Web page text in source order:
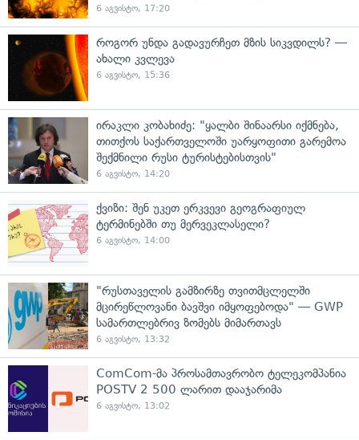
6 აგვისტო, 17:20
როგორ უნდა გადავურჩეთ მზის სიკვდილს? —
ახალი კვლევა
6 აგვისტო, 15:36
ირაკლი კობახიძე: "ყალბი შინაარსი იქმნება,
თითქოს საქართველოში უარყოფითი გარემოა
შექმნილი რუსი ტურისტებისთვის"
6 აგვისტო, 14:20
ქვიზი: შენ უკეთ ერკვევი გეოგრაფიულ
ტერმინებში თუ მერვეკლასელი?
6 აგვისტო, 14:00
"რუსთაველის გამზირზე თვითმცლელში
მცირეწლოვანი ბავშვი იმყოფებოდა" — GWP
სამართლებრივ ზომებს მიმართავს
6 აგვისტო, 13:32
ComCom-მა პროსამთავრობო ტელეკომპანია
POSTV 2 500 ლარით დააჯარიმა
6 აგვისტო, 13:02